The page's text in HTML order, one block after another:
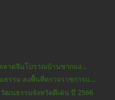
ลาดจีนโบราณบ้านชากแง...
ธรรม ลงพื้นที่ตรวจราชการแ...
ฒนธรรมจังหวัดดีเด่น ปี 2566